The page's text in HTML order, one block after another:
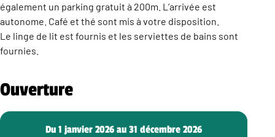
également un parking gratuit à 200m. L’arrivée est
autonome. Café et thé sont mis à votre disposition.
Le linge de lit est fournis et les serviettes de bains sont
fournies.
Ouverture
Du 1 janvier 2026 au 31 décembre 2026